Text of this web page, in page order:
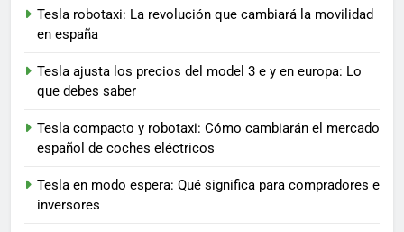
Tesla robotaxi: La revolución que cambiará la movilidad
en españa
Tesla ajusta los precios del model 3 e y en europa: Lo
que debes saber
Tesla compacto y robotaxi: Cómo cambiarán el mercado
español de coches eléctricos
Tesla en modo espera: Qué significa para compradores e
inversores